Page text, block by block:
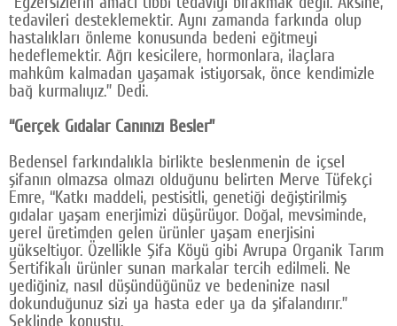
tedavileri desteklemektir. Aynı zamanda farkında olup
hastalıkları önleme konusunda bedeni eğitmeyi
hedeflemektir. Ağrı kesicilere, hormonlara, ilaçlara
mahkûm kalmadan yaşamak istiyorsak, önce kendimizle
bağ kurmalıyız.” Dedi.
“Gerçek Gıdalar Canınızı Besler”
Bedensel farkındalıkla birlikte beslenmenin de içsel
şifanın olmazsa olmazı olduğunu belirten Merve Tüfekçi
Emre, “Katkı maddeli, pestisitli, genetiği değiştirilmiş
gıdalar yaşam enerjimizi düşürüyor. Doğal, mevsiminde,
yerel üretimden gelen ürünler yaşam enerjisini
yükseltiyor. Özellikle Şifa Köyü gibi Avrupa Organik Tarım
Sertifikalı ürünler sunan markalar tercih edilmeli. Ne
yediğiniz, nasıl düşündüğünüz ve bedeninize nasıl
dokunduğunuz sizi ya hasta eder ya da şifalandırır.”
Şeklinde konuştu.